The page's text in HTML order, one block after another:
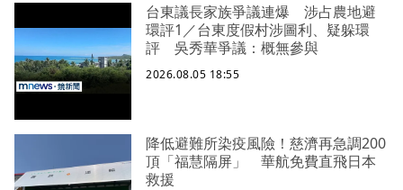
台東議長家族爭議連爆 涉占農地避
環評1／台東度假村涉圖利、疑躲環
評 吳秀華爭議：概無參與
2026.08.05 18:55
降低避難所染疫風險！慈濟再急調200
頂「福慧隔屏」 華航免費直飛日本
救援